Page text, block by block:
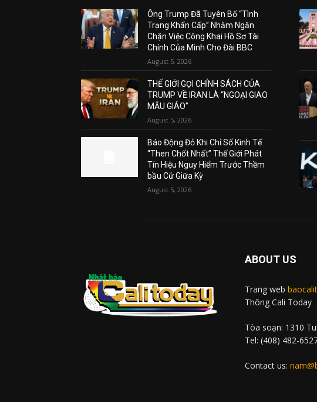
Ông Trump Đã Tuyên Bố “Tình
Trạng Khẩn Cấp” Nhằm Ngăn
Chặn Việc Công Khai Hồ Sơ Tài
Chính Của Mình Cho Đài BBC
August 5, 2026
THẾ GIỚI GỌI CHÍNH SÁCH CỦA
TRUMP VỀ IRAN LÀ “NGOẠI GIAO
MẪU GIÁO”
August 5, 2026
Báo Động Đỏ Khi Chỉ Số Kinh Tế
“Then Chốt Nhất” Thế Giới Phát
Tín Hiệu Nguy Hiểm Trước Thềm
bầu Cử Giữa Kỳ
August 5, 2026
ABOUT US
Trang web
Thông Cali Today
Tòa soạn: 1310
Tel: (408) 482-
Contact us: